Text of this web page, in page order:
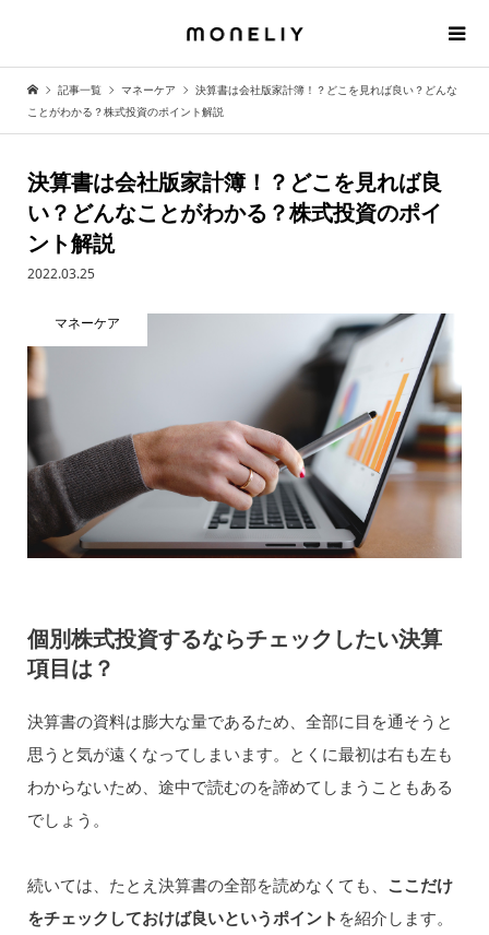
記事一覧 マネーケア
決算書は会社版家計簿！？どこを見れば良い？どんな
ことがわかる？株式投資のポイント解説
決算書は会社版家計簿！？どこを見れば良
い？どんなことがわかる？株式投資のポイ
ント解説
2022.03.25
マネーケア
個別株式投資するならチェックしたい決算
項目は？
決算書の資料は膨大な量であるため、全部に目を通そうと
思うと気が遠くなってしまいます。とくに最初は右も左も
わからないため、途中で読むのを諦めてしまうこともある
でしょう。
続いては、たとえ決算書の全部を読めなくても、 ここだけ
をチェックしておけば良いというポイント を紹介します。